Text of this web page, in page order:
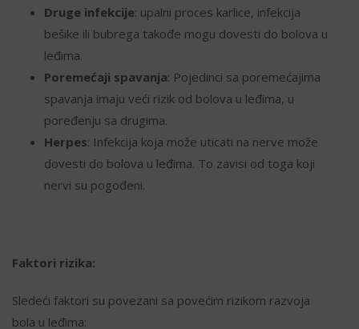
Druge infekcije: upalni proces karlice, infekcija
bešike ili bubrega takođe mogu dovesti do bolova u
leđima.
Poremećaji spavanja: Pojedinci sa poremećajima
spavanja imaju veći rizik od bolova u leđima, u
poređenju sa drugima.
Herpes: Infekcija koja može uticati na nerve može
dovesti do bolova u leđima. To zavisi od toga koji
nervi su pogođeni.
Faktori rizika:
Sledeći faktori su povezani sa povećim rizikom razvoja
bola u leđima: